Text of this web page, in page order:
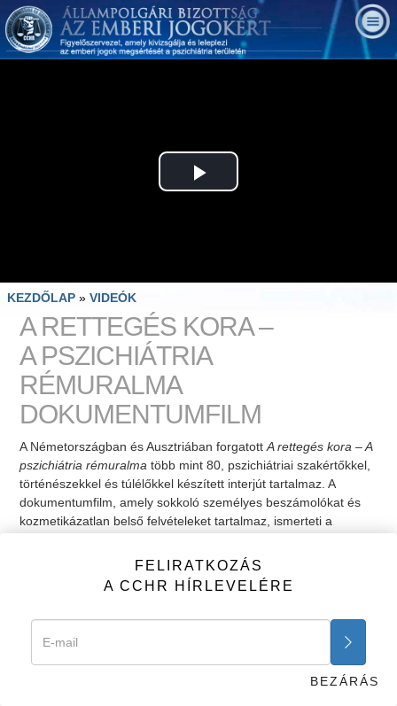
Play
KEZDŐLAP » VIDEÓK
A RETTEGÉS KORA –
A PSZICHIÁTRIA
RÉMURALMA
DOKUMENTUMFILM
A Németországban és Ausztriában forgatottA rettegés kora – A
pszichiátria rémuralma több mint 80, pszichiátriai szakértőkkel,
történészekkel és túlélőkkel készített interjút tartalmaz. A
dokumentumfilm, amely sokkoló személyes beszámolókat és
kozmetikázatlan belső felvételeket tartalmaz, ismerteti a
gyakorlatait, és világosan feltárja, hogy születésétől fogva
egészen a mai napig a brutalitásra és a kényszerítésre
Következő
Előző
statisztikai kézikönyv
FELIRATKOZÁS
A CCHR HÍRLEVELÉRE
BEZÁRÁS